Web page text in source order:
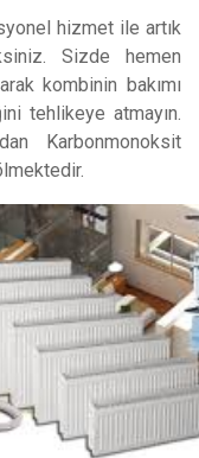
hizmet ile artık
Sizde hemen
kombinin bakımı
tehlikeye atmayın.
Karbonmonoksit